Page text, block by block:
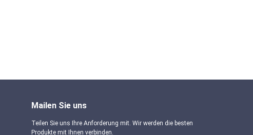
Mailen Sie uns
Teilen Sie uns Ihre Anforderung mit. Wir werden die besten
Produkte mit Ihnen verbinden.